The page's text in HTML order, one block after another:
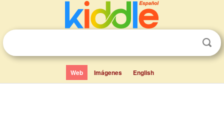
Web Imágenes English